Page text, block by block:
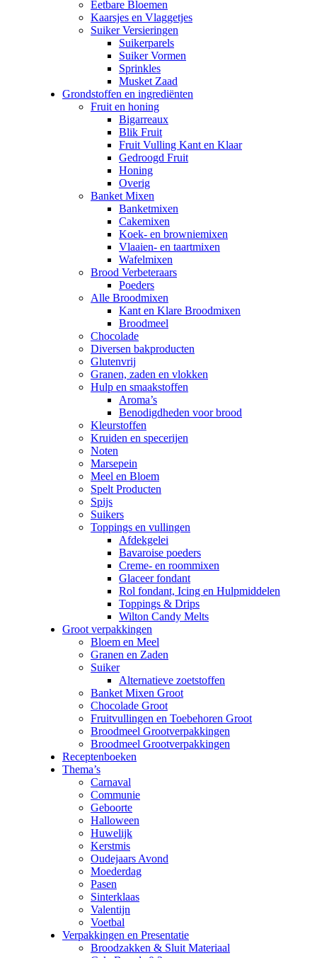
Eetbare Bloemen
Kaarsjes en Vlaggetjes
Suiker Versieringen
Suikerparels
Suiker Vormen
Sprinkles
Musket Zaad
Grondstoffen en ingrediënten
Fruit en honing
Bigarreaux
Blik Fruit
Fruit Vulling Kant en Klaar
Gedroogd Fruit
Honing
Overig
Banket Mixen
Banketmixen
Cakemixen
Koek- en browniemixen
Vlaaien- en taartmixen
Wafelmixen
Brood Verbeteraars
Poeders
Alle Broodmixen
Kant en Klare Broodmixen
Broodmeel
Chocolade
Diversen bakproducten
Glutenvrij
Granen, zaden en vlokken
Hulp en smaakstoffen
Aroma’s
Benodigdheden voor brood
Kleurstoffen
Kruiden en specerijen
Noten
Marsepein
Meel en Bloem
Spelt Producten
Spijs
Suikers
Toppings en vullingen
Afdekgelei
Bavaroise poeders
Creme- en roommixen
Glaceer fondant
Rol fondant, Icing en Hulpmiddelen
Toppings & Drips
Wilton Candy Melts
Groot verpakkingen
Bloem en Meel
Granen en Zaden
Suiker
Alternatieve zoetstoffen
Banket Mixen Groot
Chocolade Groot
Fruitvullingen en Toebehoren Groot
Broodmeel Grootverpakkingen
Broodmeel Grootverpakkingen
Receptenboeken
Thema’s
Carnaval
Communie
Geboorte
Halloween
Huwelijk
Kerstmis
Oudejaars Avond
Moederdag
Pasen
Sinterklaas
Valentijn
Voetbal
Verpakkingen en Presentatie
Broodzakken & Sluit Materiaal